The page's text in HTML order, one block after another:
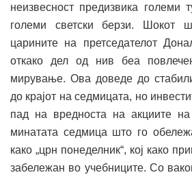
неизвесност предизвика големи
големи светски берзи. Шокот
царините на претседателот
откако дел од нив беа
мирување. Ова доведе до
до крајот на седмицата, но
пад на вредноста на акциите
минатата седмица што го
како „црн понеделник“, кој како
забележан во учебниците. Со